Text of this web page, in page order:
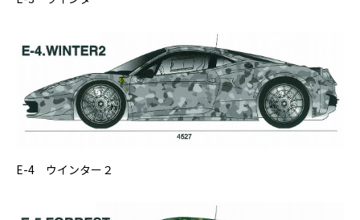
E-4 ウインター２